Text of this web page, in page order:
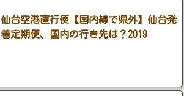
仙台空港直行便【国内線で県外】仙台発
着定期便、国内の行き先は？2019